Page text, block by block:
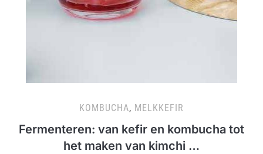
KOMBUCHA, MELKKEFIR
Fermenteren: van kefir en kombucha tot
het maken van kimchi …